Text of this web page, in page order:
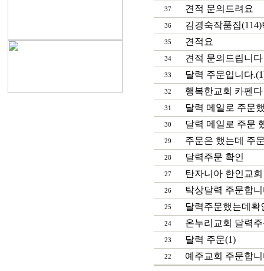
37 견적 문의드려요
36 김경숙작품집
35 견적요
34 견적 문의드립니다
33 달력 주문입니다
32 행복한교회 카펜
31 달력 메일로 주문
30 달력 메일로 주문
29 주문은 했는데 주
28 달력주문 확인
27 탄자니아 한인교
26 탁상달력 주문합
25 달력주문했는데확
24 온누리교회 달력
23 달력 주문(1)
22 예주교회 주문합